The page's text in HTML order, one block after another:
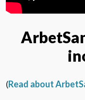
Till Äldre i
(Read about